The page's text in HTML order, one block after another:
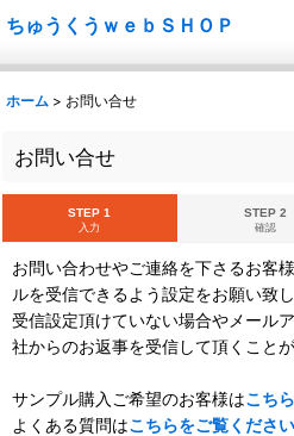
ちゅうくうｗｅｂＳＨＯＰ
ホーム > お問い合せ
お問い合せ
STEP 1
入力
STEP 2
確認
お問い合わせやご連絡を下さるお客
ルを受信できるよう設定をお願い致し
受信設定頂けていない場合やメール
社からのお返事を受信して頂くことが
サンプル購入ご希望のお客様はこち
よくある質問はこちらをご覧ください